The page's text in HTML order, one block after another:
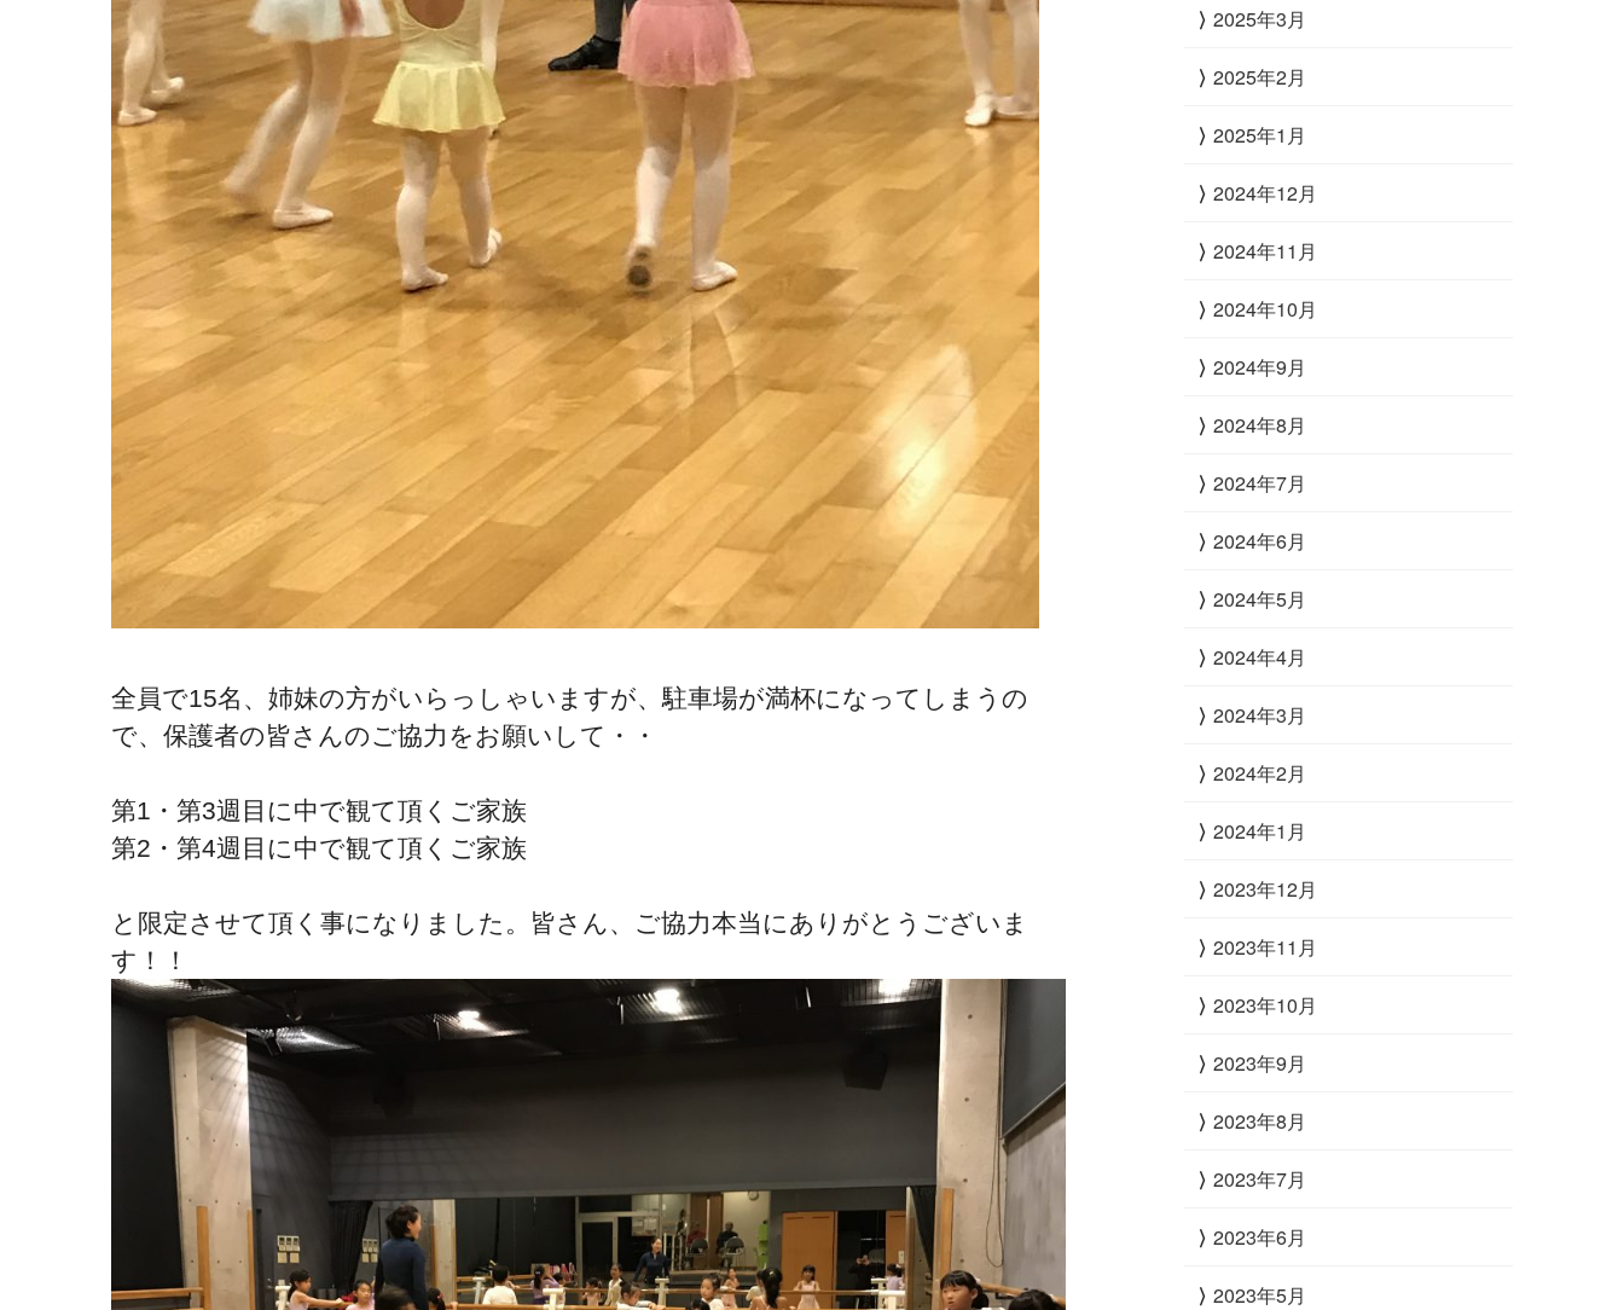
全員で15名、姉妹の方がいらっしゃいますが、駐車場が満杯になってしまうの
で、保護者の皆さんのご協力をお願いして・・
第1・第3週目に中で観て頂くご家族
第2・第4週目に中で観て頂くご家族
と限定させて頂く事になりました。皆さん、ご協力本当にありがとうございま
す！！
2025年3月
2025年2月
2025年1月
2024年12月
2024年11月
2024年10月
2024年9月
2024年8月
2024年7月
2024年6月
2024年5月
2024年4月
2024年3月
2024年2月
2024年1月
2023年12月
2023年11月
2023年10月
2023年9月
2023年8月
2023年7月
2023年6月
2023年5月